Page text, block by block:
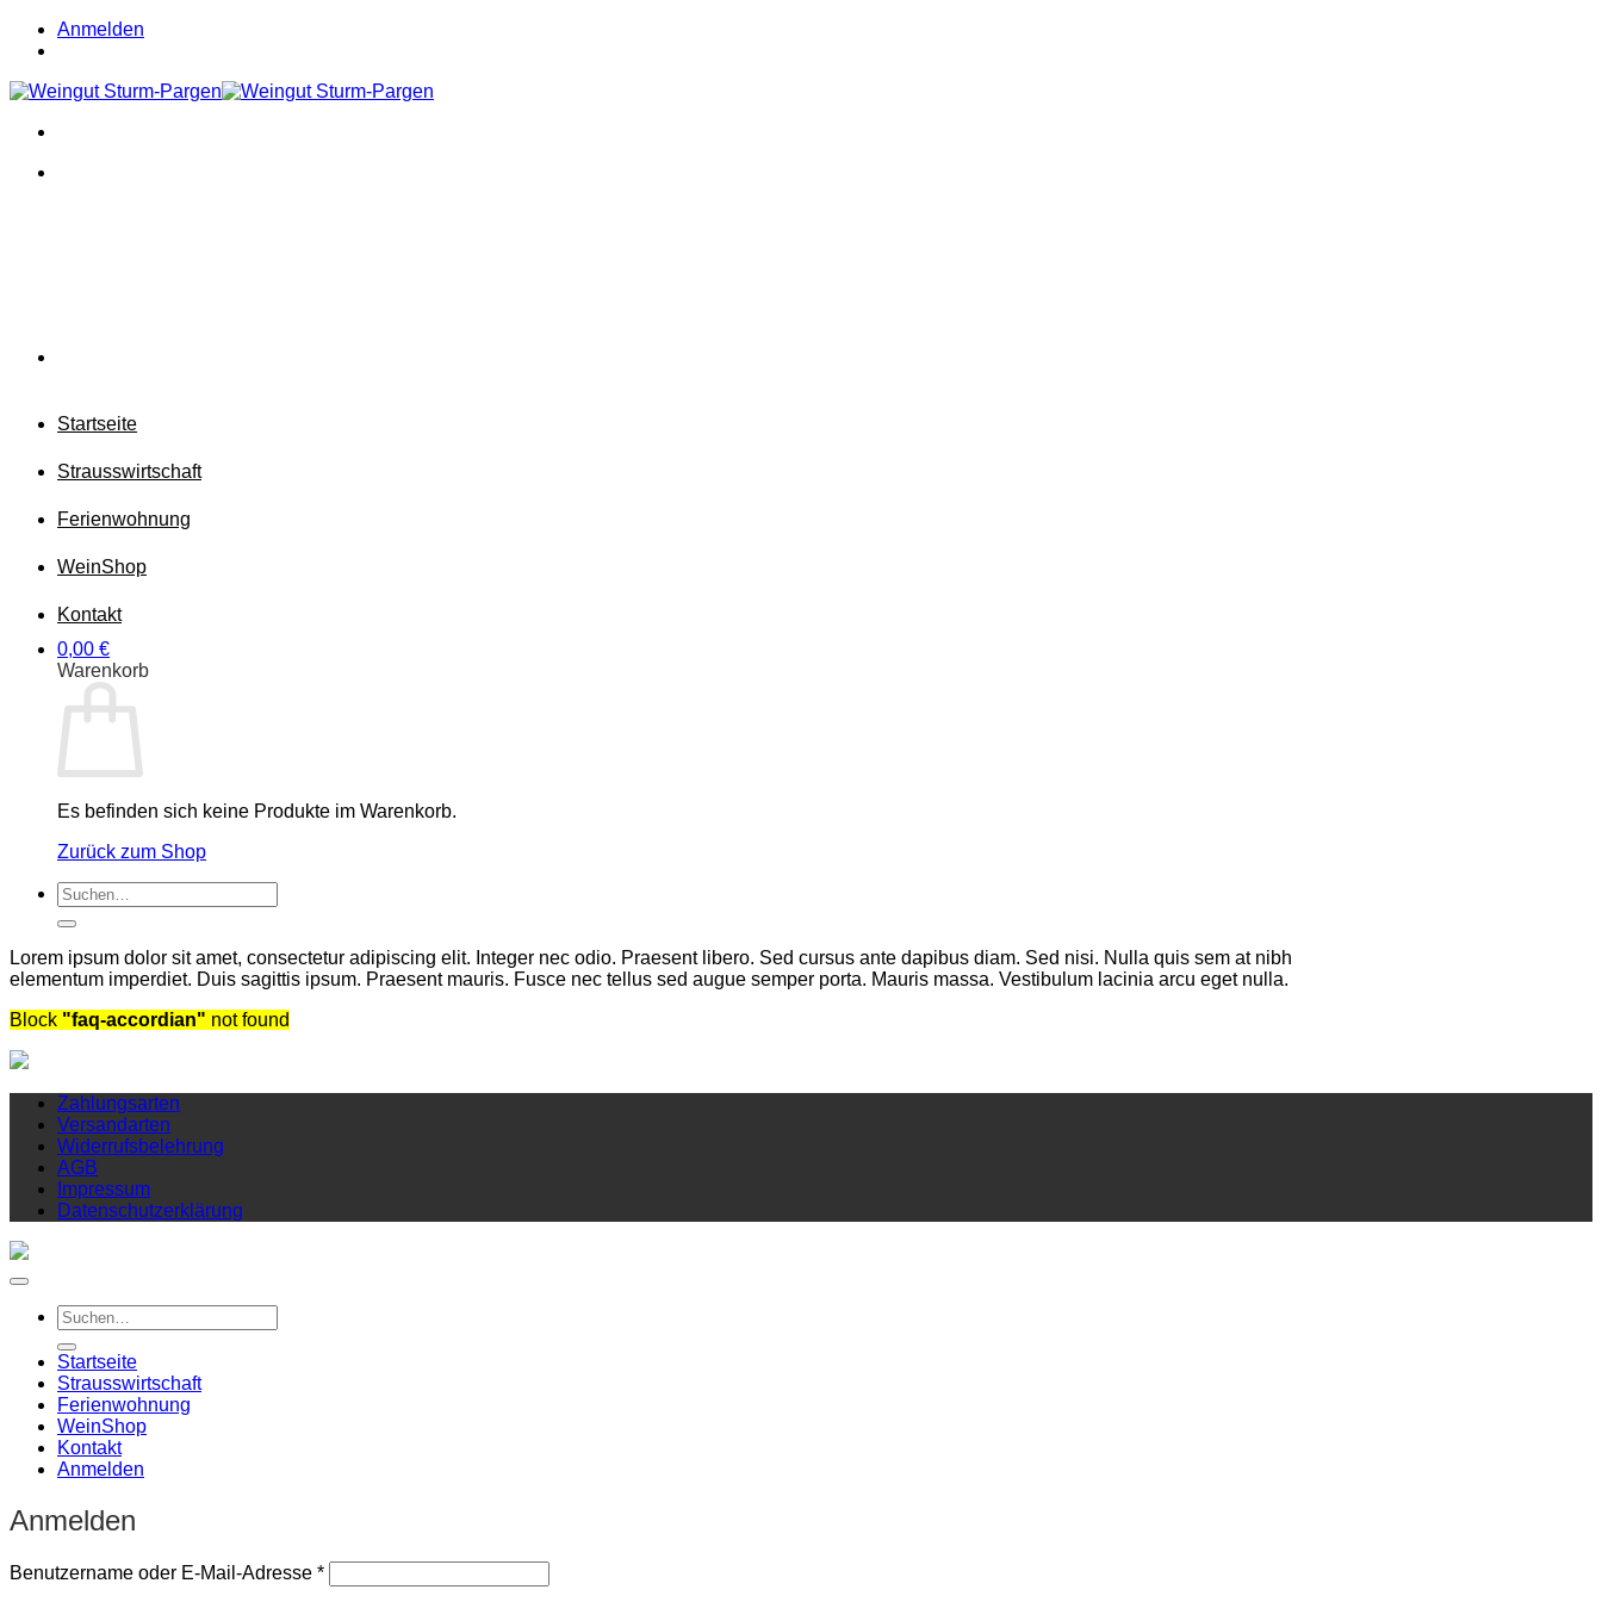
Zum
Inhalt
Anmelden
Startseite
Strausswirtschaft
Ferienwohnung
WeinShop
Kontakt
0,00 €
Warenkorb
Es befinden sich keine Produkte im Warenkorb.
Zurück zum Shop
Suchen
nach:
Lorem ipsum dolor sit amet, consectetur adipiscing elit. Integer nec odio. Praesent libero. Sed cursus ante dapibus diam. Sed nisi. Nulla quis sem at nibh
elementum imperdiet. Duis sagittis ipsum. Praesent mauris. Fusce nec tellus sed augue semper porta. Mauris massa. Vestibulum lacinia arcu eget nulla.
Block "faq-accordian" not found
Zahlungsarten
Versandarten
Widerrufsbelehrung
AGB
Impressum
Datenschutzerklärung
Suchen
nach:
Startseite
Strausswirtschaft
Ferienwohnung
WeinShop
Kontakt
Anmelden
Anmelden
Benutzername oder E-Mail-Adresse *Erforderlich